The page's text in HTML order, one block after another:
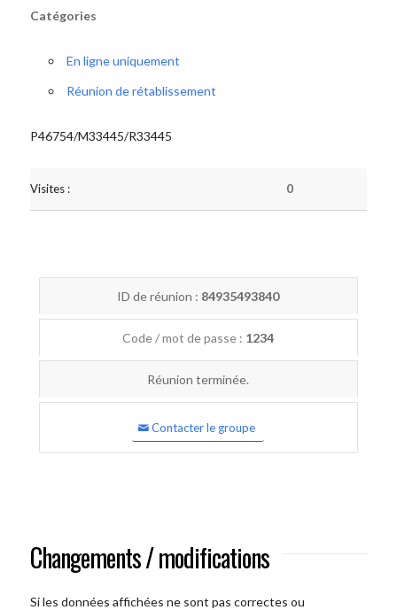
Catégories
En ligne uniquement
Réunion de rétablissement
P46754/M33445/R33445
Visites : 0
ID de réunion : 84935493840
Code / mot de passe : 1234
Réunion terminée.
Contacter le groupe
Changements / modifications
Si les données affichées ne sont pas correctes ou